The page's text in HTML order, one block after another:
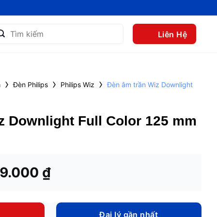
Liên Hệ
›Đèn Philips › Philips Wiz ›Đèn âm trần Wiz Downlight
Downlight Full Color 125 mm
₫.
₫Giá
là:
Đại lý gần nhất